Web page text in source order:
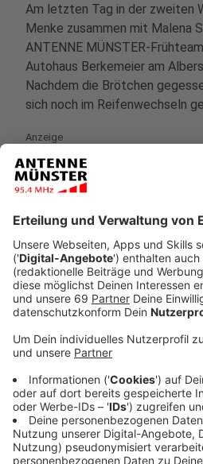
Am letzten Tag in der zweiten
Menke zusammen mit Malena
ANTENNE MÜNSTER-
Autohaus Berkemeier am
Nachdem die Brötchen
sich noch im Reifenwechseln
Anzeige
Tag 4: Im Botanischen
Anzeige
©ANTENNE MÜNSTER
Morningshow-Moderator Jonas
MÜNSTER-Hörerin Sabine im
haben zusammen "in den
eingepflanzt.
Anzeige
Bei Sonnenschein hat Jonas